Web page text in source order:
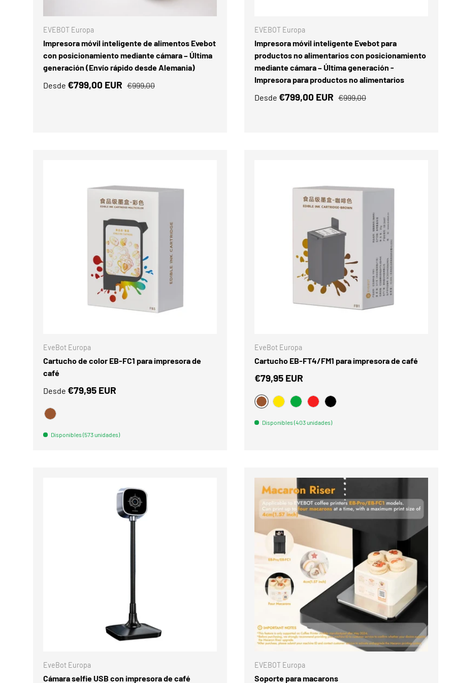
EVEBOT Europa
Impresora móvil inteligente de alimentos Evebot
con posicionamiento mediante cámara – Última
generación (Envío rápido desde Alemania)
Desde €799,00 EUR €999,00
EVEBOT Europa
Impresora móvil inteligente Evebot para
productos no alimentarios con posicionamiento
mediante cámara – Última generación -
Impresora para productos no alimentarios
Desde €799,00 EUR €999,00
EveBot Europa
Cartucho de color EB-FC1 para impresora de
café
Desde €79,95 EUR
BRAUN
Disponibles (573 unidades)
EveBot Europa
Cartucho EB-FT4/FM1 para impresora de café
€79,95 EUR
BRAUNAMARILLO
VERDEPUTREFACCIÓN
NEGRO
Disponibles (403 unidades)
EveBot Europa
Cámara selfie USB con impresora de café
AÑADIR AL CARRITO
EVEBOT Europa
Soporte para macarons
AÑADIR AL